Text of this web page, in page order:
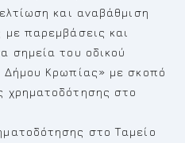
και αναβάθμιση
παρεμβάσεις και
σημεία του οδικού
Δήμου Κρωπίας» με σκοπό
χρηματοδότησης στο
στο Ταμείο